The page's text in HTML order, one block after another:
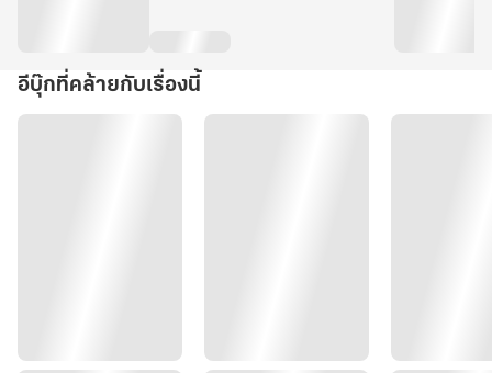
อีบุ๊กที่คล้ายกับเรื่องนี้